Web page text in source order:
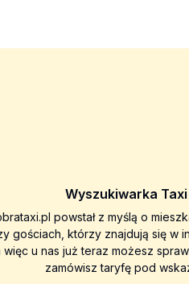
Wyszukiwarka
powstał z myślą o
gościach, którzy znajdują się w
więc u nas już teraz możesz
zamówisz taryfę pod